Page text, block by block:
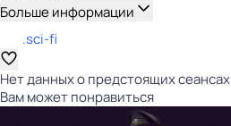
Больше информации
.sci-fi
Нет данных о предстоящих сеансах
Вам может понравиться